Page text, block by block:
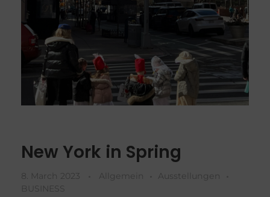
New York in Spring
8. March 2023 Allgemein
Ausstellungen
BUSINESS